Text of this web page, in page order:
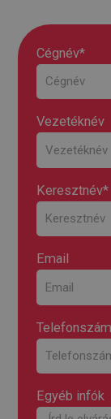
Cégnév*
Vezetéknév
Keresztnév*
Email
Telefonszám
Egyéb infók